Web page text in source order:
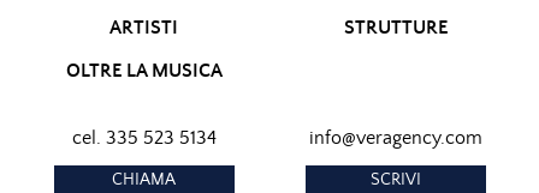
ARTISTI
OLTRE LA MUSICA
STRUTTURE
cel. 335 523 5134
CHIAMA
info@veragency.com
SCRIVI